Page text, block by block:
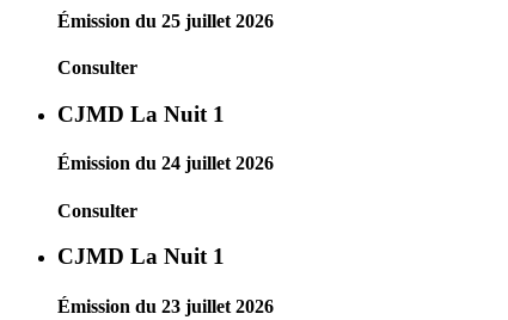
Émission du 25 juillet 2026
Consulter
CJMD La Nuit 1
Émission du 24 juillet 2026
Consulter
CJMD La Nuit 1
Émission du 23 juillet 2026